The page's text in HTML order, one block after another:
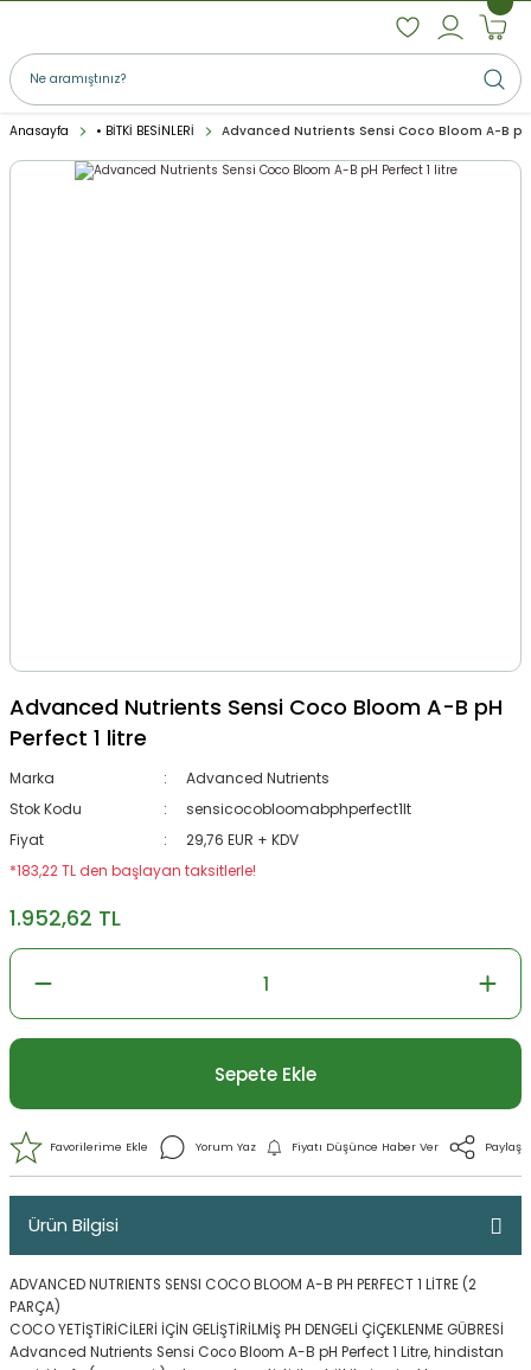
Anasayfa • BİTKİ BESİNLERİ Advanced Nutrients Sensi Coco Bloom A-B
Advanced Nutrients Sensi Coco Bloom A-B pH
Perfect 1 litre
Marka
Advanced Nutrients
Stok Kodu
sensicocobloomabphperfect1lt
Fiyat
29,76 EUR + KDV
*183,22 TL den başlayan taksitlerle!
1.952,62 TL
Sepete Ekle
Ürün Bilgisi
ADVANCED NUTRIENTS SENSI COCO BLOOM A-B PH PERFECT 1 LİTRE (2
PARÇA)
COCO YETİŞTİRİCİLERİ İÇİN GELİŞTİRİLMİŞ PH DENGELİ ÇİÇEKLENME GÜBRESİ
Advanced Nutrients Sensi Coco Bloom A-B pH Perfect 1 Litre, hindistan